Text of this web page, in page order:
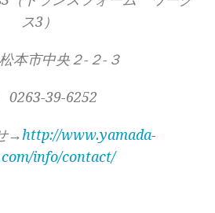
ス3）
本市中央２-２-３
39-6252
→http://www.yamada-
info/contact/